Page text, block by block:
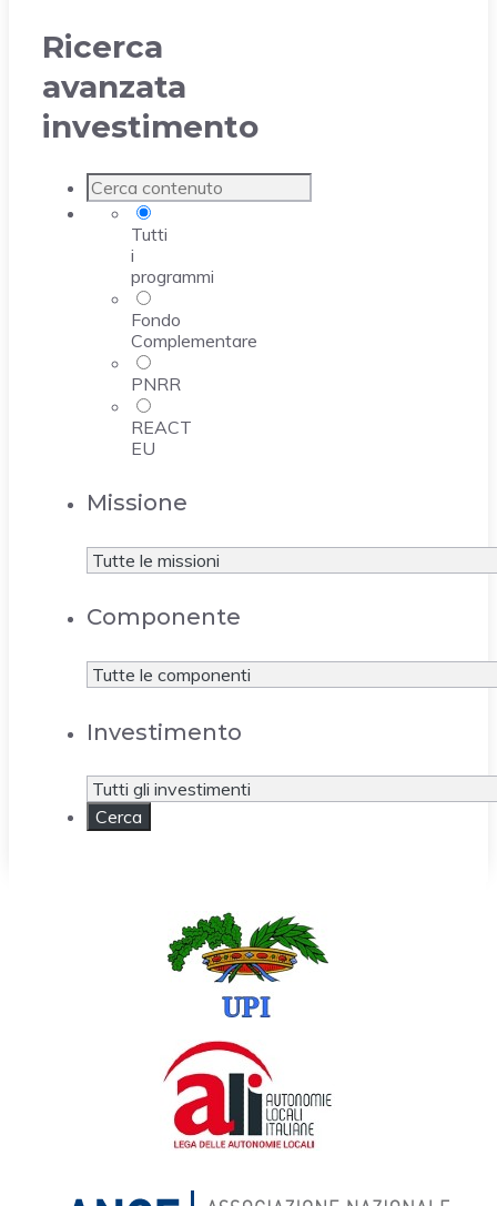
Ricerca
avanzata
investimento
Tutti
i
programmi
Fondo
Complementare
PNRR
REACT
EU
Missione
Componente
Investimento